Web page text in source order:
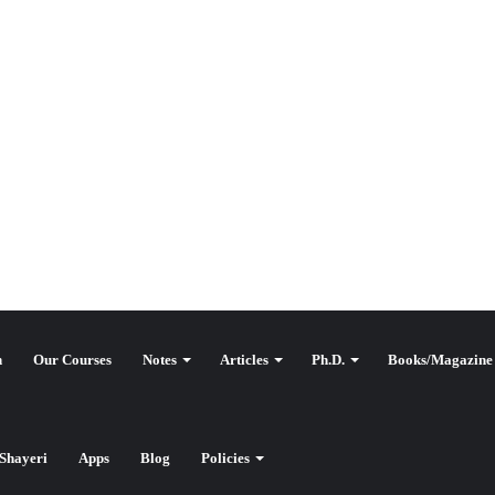
Our Courses Notes Articles Ph.D. Books/Magazine
Apps Blog Policies یو جی